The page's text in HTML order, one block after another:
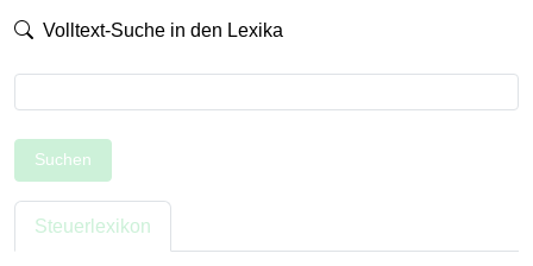
Volltext-Suche in den Lexika
Suchen
Steuerlexikon